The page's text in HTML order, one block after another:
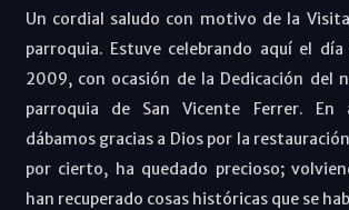
Un cordial saludo con motivo de la
parroquia. Estuve celebrando aquí el
2009, con ocasión de la Dedicación del
parroquia de San Vicente Ferrer. En
dábamos gracias a Dios por la
por cierto, ha quedado precioso;
han recuperado cosas históricas que se